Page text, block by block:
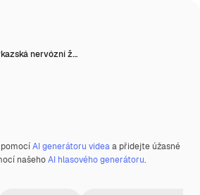
nervózní ž…
AI generátoru videaa přidejte úžasné
našehoAI hlasového generátoru.